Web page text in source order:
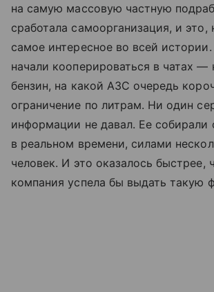
на самую массовую частную
сработала самоорганизация, и это,
самое интересное во всей
начали кооперироваться в чатах —
бензин, на какой АЗС очередь
ограничение по литрам. Ни один
информации не давал. Ее собирали
в реальном времени, силами
человек. И это оказалось быстрее,
компания успела бы выдать такую